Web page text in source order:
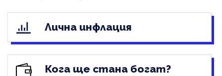
Лична инфлация
Кога ще стана богат?